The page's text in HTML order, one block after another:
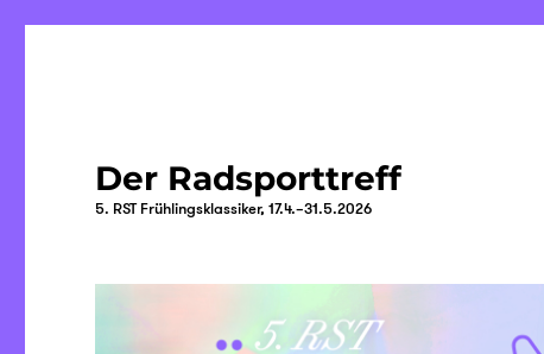
Der Radsporttreff
5. RST Frühlingsklassiker, 17.4.–31.5.2026